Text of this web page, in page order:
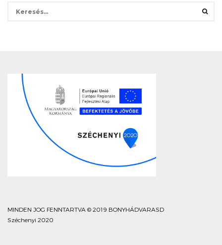
MINDEN JOG FENNTARTVA © 2019 BONYHÁDVARASD
Széchenyi 2020